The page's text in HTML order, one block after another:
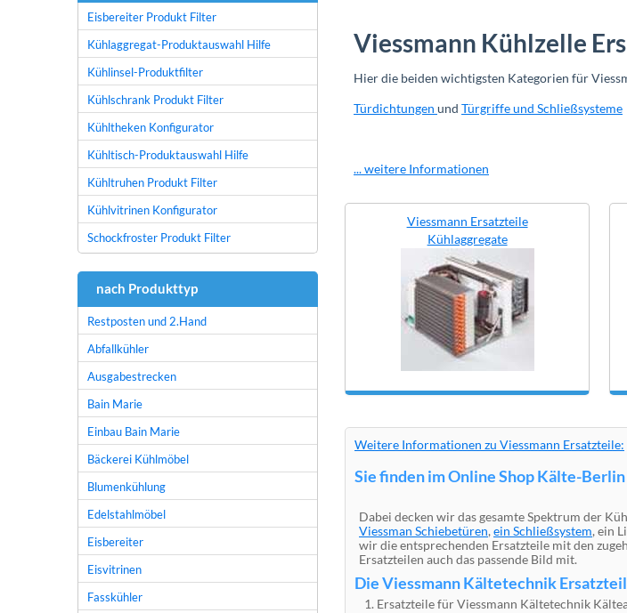
Viessmann Kühlzelle
Hier die beiden wichtigsten Kategorien für
Türdichtungen und Türgriffe und Schließsysteme
... weitere Informationen
Viessmann Ersatzteile
Kühlaggregate
Weitere Informationen zu Viessmann Ersatzteile:
Sie finden im Online Shop Kälte-
Dabei decken wir das gesamte Spektrum der
Viessman Schiebetüren, ein Schließsystem, ein
wir die entsprechenden Ersatzteile mit den
Ersatzteilen auch das passende Bild mit.
Die Viessmann Kältetechnik
Ersatzteile für Viessmann Kältetechnik
Eisbereiter Produkt Filter
Kühlaggregat-Produktauswahl Hilfe
Kühlinsel-Produktfilter
Kühlschrank Produkt Filter
Kühltheken Konfigurator
Kühltisch-Produktauswahl Hilfe
Kühltruhen Produkt Filter
Kühlvitrinen Konfigurator
Schockfroster Produkt Filter
nach Produkttyp
Restposten und 2.Hand
Abfallkühler
Ausgabestrecken
Bain Marie
Einbau Bain Marie
Bäckerei Kühlmöbel
Blumenkühlung
Edelstahlmöbel
Eisbereiter
Eisvitrinen
Fasskühler